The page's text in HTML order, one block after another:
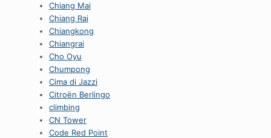
Chiang Mai
Chiang Rai
Chiangkong
Chiangrai
Cho Oyu
Chumpong
Cima di Jazzi
Citroën Berlingo
climbing
CN Tower
Code Red Point